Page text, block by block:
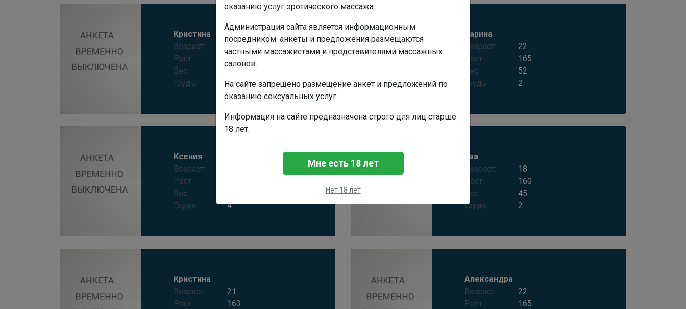
Кристина
Возраст:
Рост:
Вес:
Грудь:
2
Карина
Возраст:
22
Рост:
165
Вес:
52
Грудь:
2
Ксения
Возраст:
Рост:
Вес:
Грудь:
4
Ева
Возраст:
18
Рост:
160
Вес:
45
Грудь:
2
Кристина
Возраст:
21
Рост:
163
Александра
Возраст:
22
Рост:
165
оказанию услуг эротического массажа.
Администрация сайта является информационным
посредником: анкеты и предложения размещаются
частными массажистами и представителями массажных
салонов.
На сайте запрещено размещение анкет и предложений по
оказанию сексуальных услуг.
Информация на сайте предназначена строго для лиц старше
18 лет.
Мне есть 18 лет
Нет 18 лет